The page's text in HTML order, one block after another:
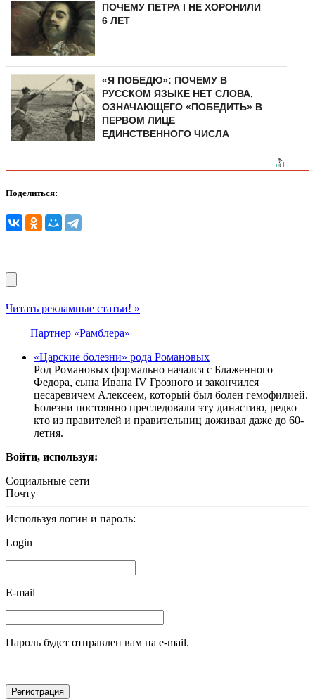
ПОЧЕМУ ПЕТРА I НЕ ХОРОНИЛИ
6 ЛЕТ
«Я ПОБЕДЮ»: ПОЧЕМУ В
РУССКОМ ЯЗЫКЕ НЕТ СЛОВА,
ОЗНАЧАЮЩЕГО «ПОБЕДИТЬ» В
ПЕРВОМ ЛИЦЕ
ЕДИНСТВЕННОГО ЧИСЛА
Поделиться:
Читать рекламные статьи! »
Партнер «Рамблера»
«Царские болезни» рода Романовых
Род Романовых формально начался с Блаженного
Федора, сына Ивана IV Грозного и закончился
цесаревичем Алексеем, который был болен гемофилией.
Болезни постоянно преследовали эту династию, редко
кто из правителей и правительниц доживал даже до 60-
летия.
Войти, используя:
Социальные сети
Почту
Используя логин и пароль:
Login
E-mail
Пароль будет отправлен вам на e-mail.